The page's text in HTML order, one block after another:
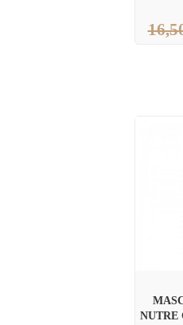
NUTRE